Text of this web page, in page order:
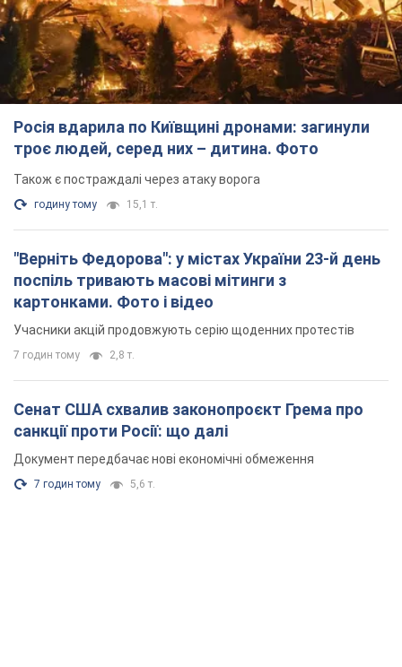
Росія вдарила по Київщині дронами: загинули
троє людей, серед них – дитина. Фото
Також є постраждалі через атаку ворога
годину тому 15,1 т.
"Верніть Федорова": у містах України 23-й день
поспіль тривають масові мітинги з
картонками. Фото і відео
Учасники акцій продовжують серію щоденних протестів
7 годин тому 2,8 т.
Сенат США схвалив законопроєкт Грема про
санкції проти Росії: що далі
Документ передбачає нові економічні обмеження
7 годин тому 5,6 т.